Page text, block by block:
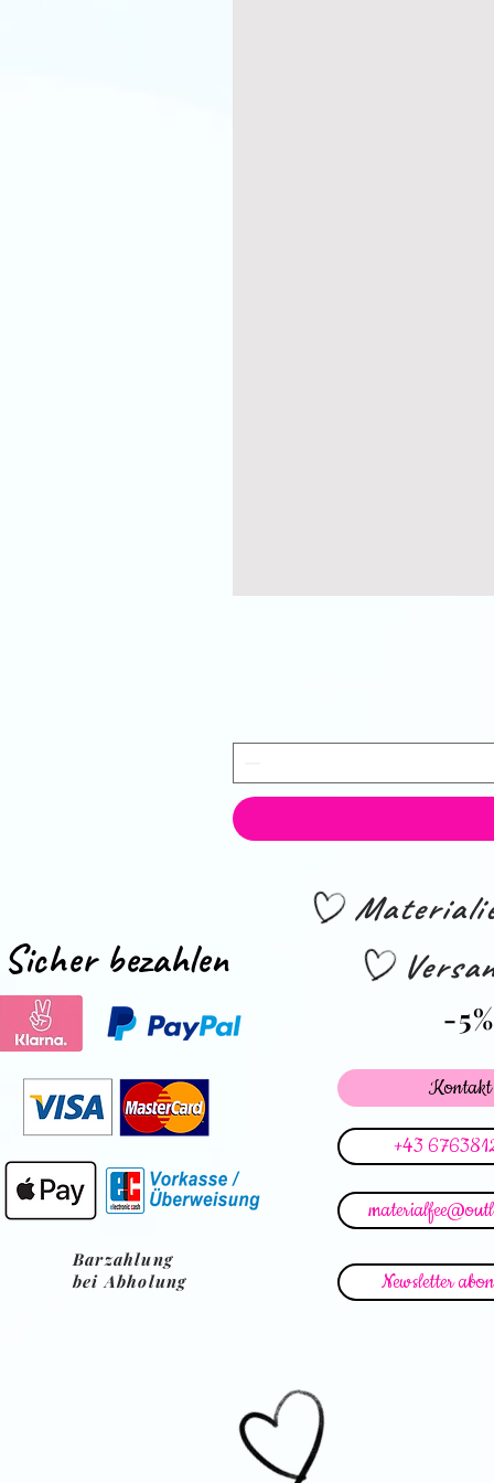
Sicher bezahlen
-5%
Kontakt
+43
Barzahlung
bei Abholung
Newsletter